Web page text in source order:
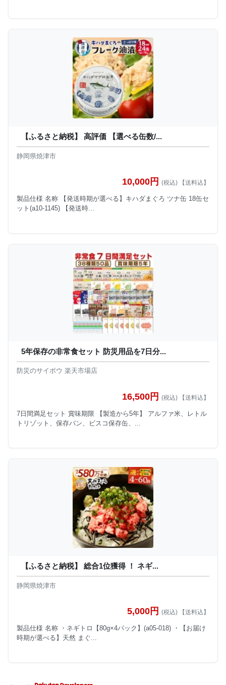
【ふるさと納税】 高評価 【選べる缶数/...
静岡県焼津市
10,000円 (税込) 【送料込】
製品仕様 名称 【発送時期が選べる】キハダまぐろ ツナ缶 18缶セ
ット(a10-1145) 【発送時...
5年保存の非常食セット 防災用品を7日分...
防災のサイボウ 楽天市場店
16,500円 (税込) 【送料込】
7日間満足セット 賞味期限 【製造から5年】 アルファ米、レトル
トリゾット、保存パン、ビスコ保存缶、...
【ふるさと納税】 総合1位獲得 ！ ネギ...
静岡県焼津市
5,000円 (税込) 【送料込】
製品仕様 名称 ・ネギトロ【80g×4パック】(a05-018) ・【お届け
時期が選べる】天然 まぐ...